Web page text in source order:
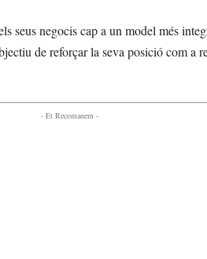
seus negocis cap a un model més
de reforçar la seva posició com a
- Et Recomanem -